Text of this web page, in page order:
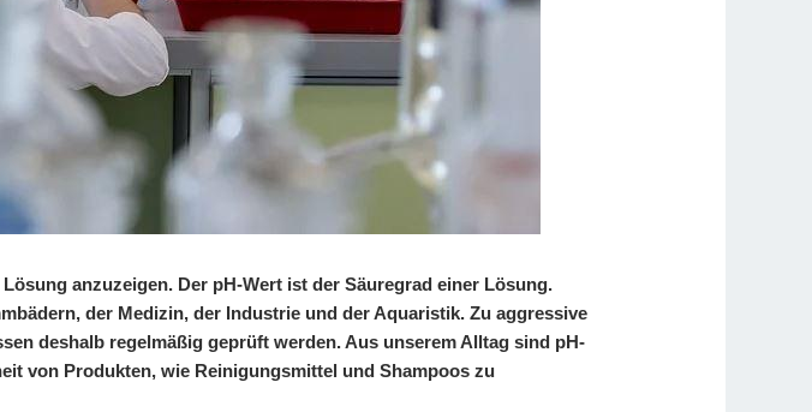
anzuzeigen. Der pH-Wert ist der Säuregrad einer Lösung.
der Medizin, der Industrie und der Aquaristik. Zu aggressive
deshalb regelmäßig geprüft werden. Aus unserem Alltag sind pH-
von Produkten, wie Reinigungsmittel und Shampoos zu